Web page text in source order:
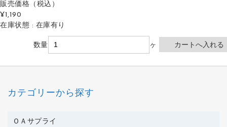
販売価格 （税込）
¥1,190
在庫状態 : 在庫有り
数量 ヶ
カテゴリーから探す
ＯＡサプライ